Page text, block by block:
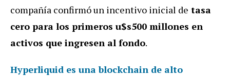
compañía confirmó un incentivo inicial de tasa
cero para los primeros u$s500 millones en
activos que ingresen al fondo.
Hyperliquid es unablockchain de alto